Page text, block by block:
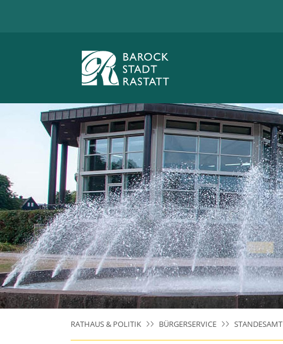
RATHAUS & POLITIK BÜRGERSERVICE STANDESAMT